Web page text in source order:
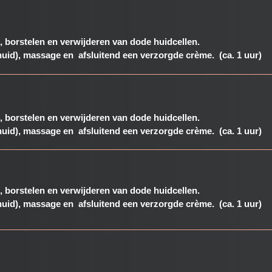
en verwijderen van dode huidcellen.
massage en afsluitend een verzorgde crème. (ca. 1 uur)
en verwijderen van dode huidcellen.
massage en afsluitend een verzorgde crème. (ca. 1 uur)
en verwijderen van dode huidcellen.
massage en afsluitend een verzorgde crème. (ca. 1 uur)